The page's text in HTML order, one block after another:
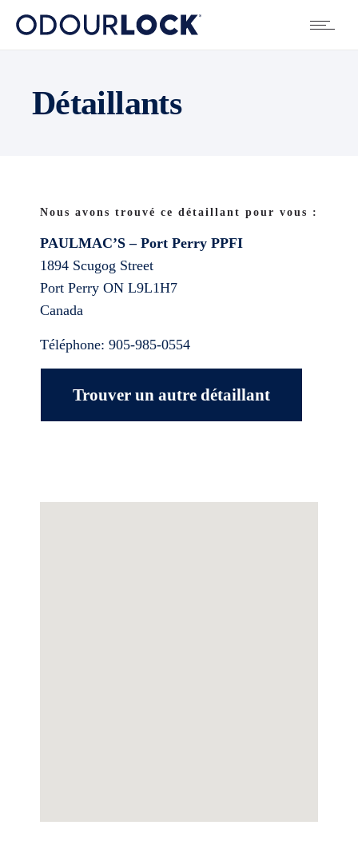
Détaillants
Nous avons trouvé ce détaillant pour vous :
PAULMAC’S – Port Perry PPFI
1894 Scugog Street
Port Perry ON L9L1H7
Canada
Téléphone: 905-985-0554
Trouver un autre détaillant